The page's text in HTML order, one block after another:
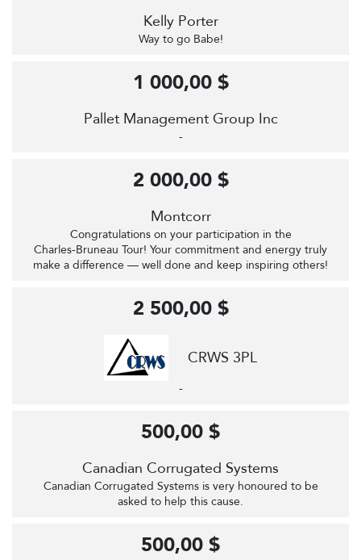
Kelly Porter
Way to go Babe!
Pallet Management Group Inc
-
1 000,00 $
Montcorr
Congratulations on your participation in the
Charles‑Bruneau Tour! Your commitment and energy truly
make a difference — well done and keep inspiring others!
2 000,00 $
CRWS 3PL
-
2 500,00 $
Canadian Corrugated Systems
Canadian Corrugated Systems is very honoured to be
asked to help this cause.
500,00 $
500,00 $